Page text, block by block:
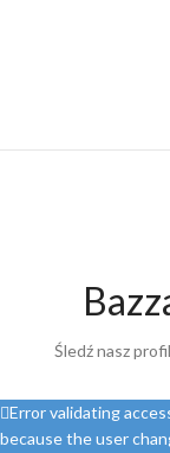
Śledź nasz
Error validating
because the user